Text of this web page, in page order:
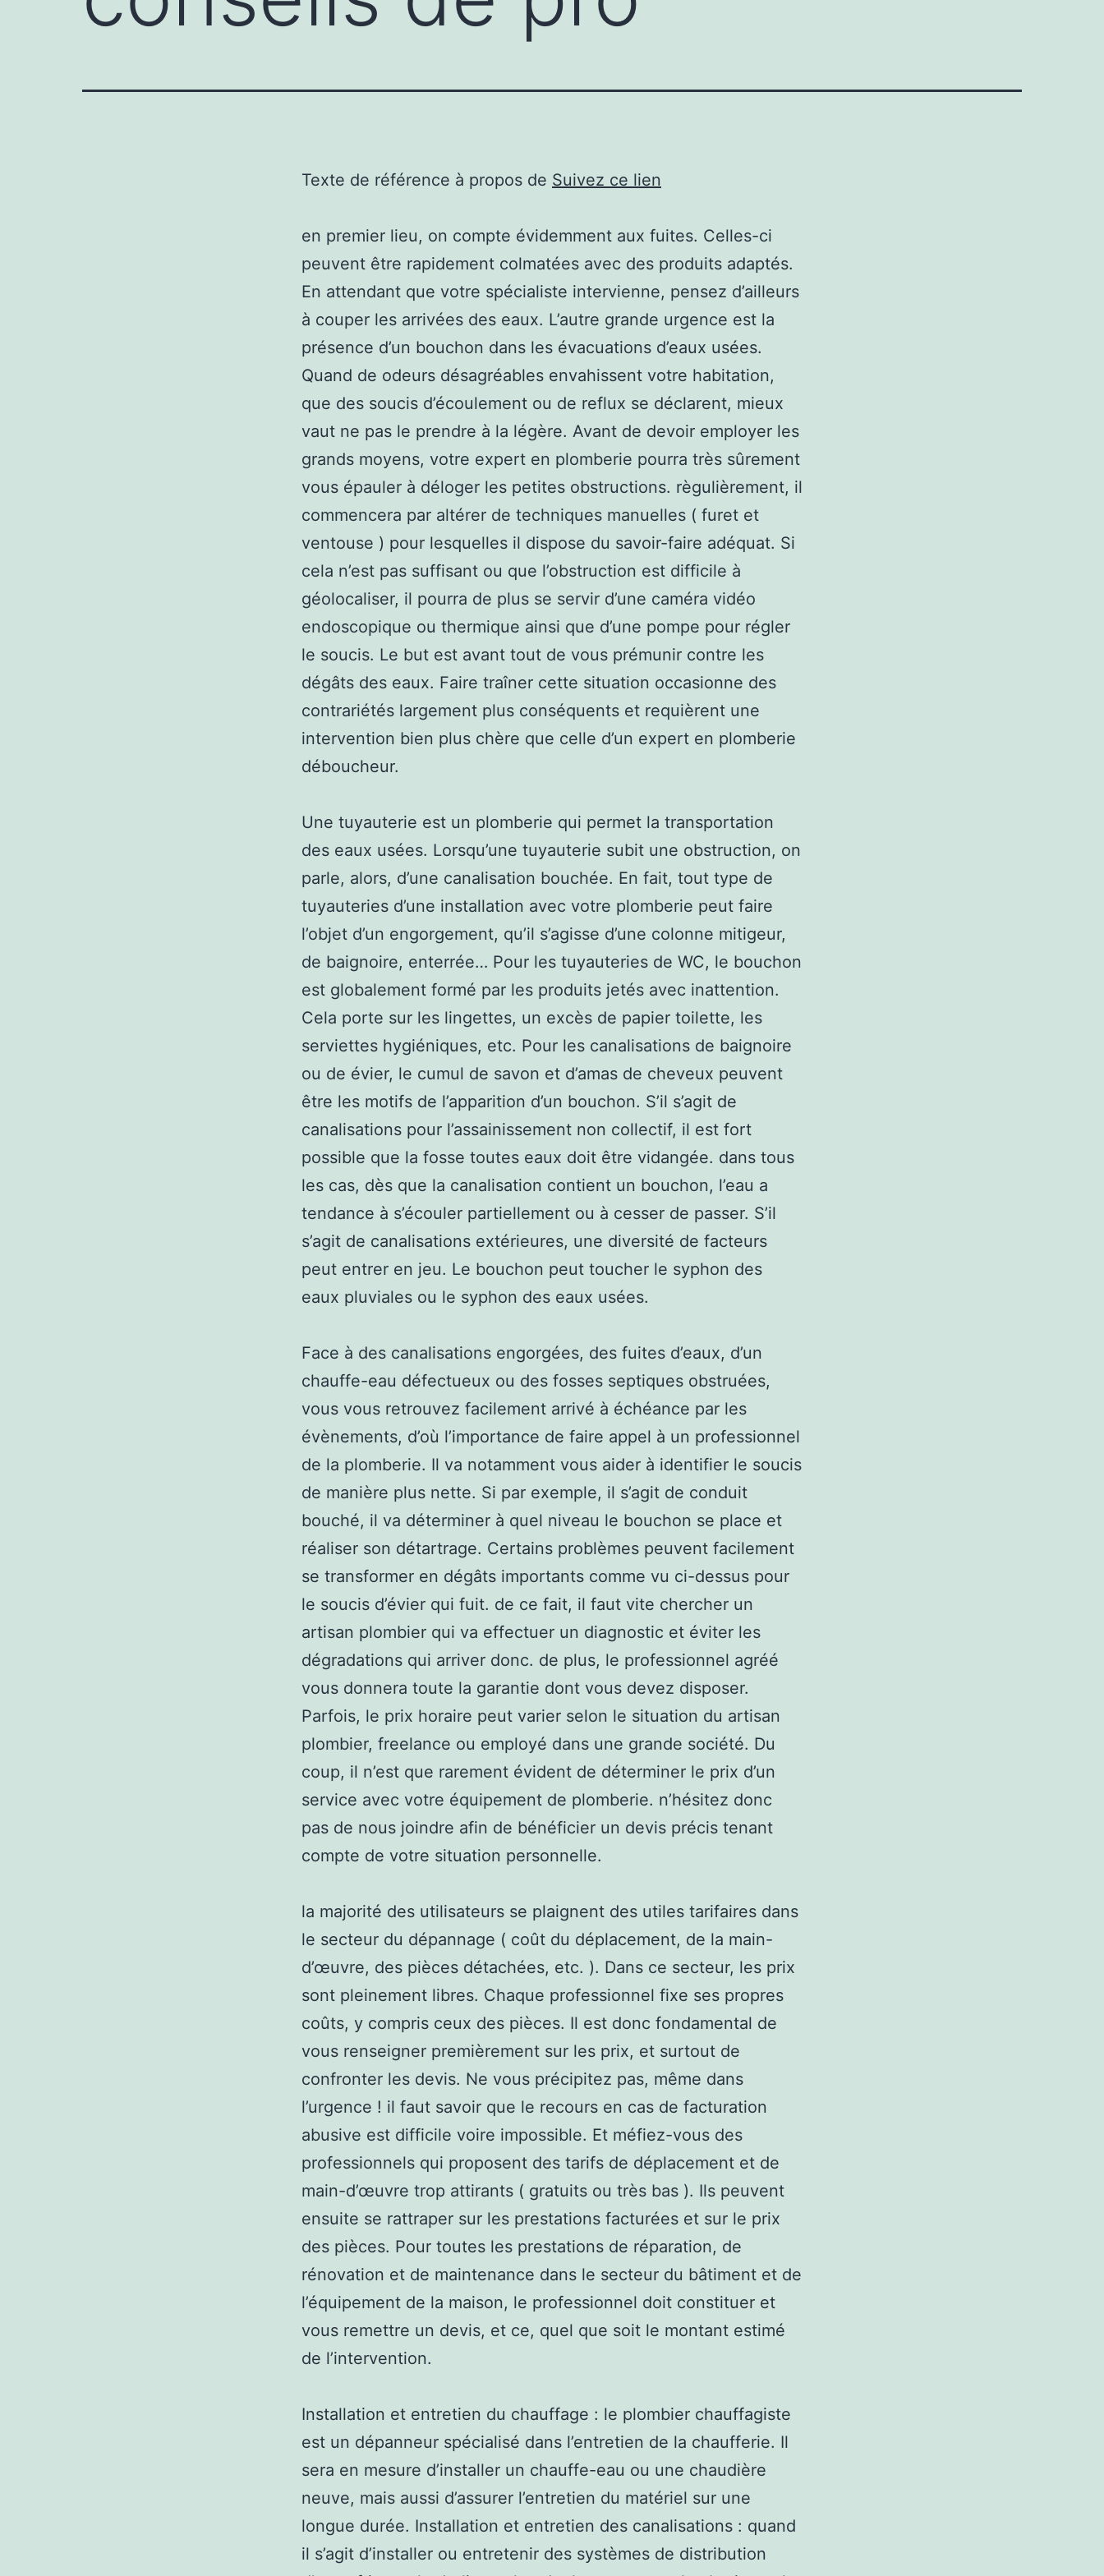
Texte de référence à propos de Suivez ce lien
en premier lieu, on compte évidemment aux fuites. Celles-ci
peuvent être rapidement colmatées avec des produits adaptés.
En attendant que votre spécialiste intervienne, pensez d’ailleurs
à couper les arrivées des eaux. L’autre grande urgence est la
présence d’un bouchon dans les évacuations d’eaux usées.
Quand de odeurs désagréables envahissent votre habitation,
que des soucis d’écoulement ou de reflux se déclarent, mieux
vaut ne pas le prendre à la légère. Avant de devoir employer les
grands moyens, votre expert en plomberie pourra très sûrement
vous épauler à déloger les petites obstructions. règulièrement, il
commencera par altérer de techniques manuelles ( furet et
ventouse ) pour lesquelles il dispose du savoir-faire adéquat. Si
cela n’est pas suffisant ou que l’obstruction est difficile à
géolocaliser, il pourra de plus se servir d’une caméra vidéo
endoscopique ou thermique ainsi que d’une pompe pour régler
le soucis. Le but est avant tout de vous prémunir contre les
dégâts des eaux. Faire traîner cette situation occasionne des
contrariétés largement plus conséquents et requièrent une
intervention bien plus chère que celle d’un expert en plomberie
déboucheur.
Une tuyauterie est un plomberie qui permet la transportation
des eaux usées. Lorsqu’une tuyauterie subit une obstruction, on
parle, alors, d’une canalisation bouchée. En fait, tout type de
tuyauteries d’une installation avec votre plomberie peut faire
l’objet d’un engorgement, qu’il s’agisse d’une colonne mitigeur,
de baignoire, enterrée… Pour les tuyauteries de WC, le bouchon
est globalement formé par les produits jetés avec inattention.
Cela porte sur les lingettes, un excès de papier toilette, les
serviettes hygiéniques, etc. Pour les canalisations de baignoire
ou de évier, le cumul de savon et d’amas de cheveux peuvent
être les motifs de l’apparition d’un bouchon. S’il s’agit de
canalisations pour l’assainissement non collectif, il est fort
possible que la fosse toutes eaux doit être vidangée. dans tous
les cas, dès que la canalisation contient un bouchon, l’eau a
tendance à s’écouler partiellement ou à cesser de passer. S’il
s’agit de canalisations extérieures, une diversité de facteurs
peut entrer en jeu. Le bouchon peut toucher le syphon des
eaux pluviales ou le syphon des eaux usées.
Face à des canalisations engorgées, des fuites d’eaux, d’un
chauffe-eau défectueux ou des fosses septiques obstruées,
vous vous retrouvez facilement arrivé à échéance par les
évènements, d’où l’importance de faire appel à un professionnel
de la plomberie. Il va notamment vous aider à identifier le soucis
de manière plus nette. Si par exemple, il s’agit de conduit
bouché, il va déterminer à quel niveau le bouchon se place et
réaliser son détartrage. Certains problèmes peuvent facilement
se transformer en dégâts importants comme vu ci-dessus pour
le soucis d’évier qui fuit. de ce fait, il faut vite chercher un
artisan plombier qui va effectuer un diagnostic et éviter les
dégradations qui arriver donc. de plus, le professionnel agréé
vous donnera toute la garantie dont vous devez disposer.
Parfois, le prix horaire peut varier selon le situation du artisan
plombier, freelance ou employé dans une grande société. Du
coup, il n’est que rarement évident de déterminer le prix d’un
service avec votre équipement de plomberie. n’hésitez donc
pas de nous joindre afin de bénéficier un devis précis tenant
compte de votre situation personnelle.
la majorité des utilisateurs se plaignent des utiles tarifaires dans
le secteur du dépannage ( coût du déplacement, de la main-
d’œuvre, des pièces détachées, etc. ). Dans ce secteur, les prix
sont pleinement libres. Chaque professionnel fixe ses propres
coûts, y compris ceux des pièces. Il est donc fondamental de
vous renseigner premièrement sur les prix, et surtout de
confronter les devis. Ne vous précipitez pas, même dans
l’urgence ! il faut savoir que le recours en cas de facturation
abusive est difficile voire impossible. Et méfiez-vous des
professionnels qui proposent des tarifs de déplacement et de
main-d’œuvre trop attirants ( gratuits ou très bas ). Ils peuvent
ensuite se rattraper sur les prestations facturées et sur le prix
des pièces. Pour toutes les prestations de réparation, de
rénovation et de maintenance dans le secteur du bâtiment et de
l’équipement de la maison, le professionnel doit constituer et
vous remettre un devis, et ce, quel que soit le montant estimé
de l’intervention.
Installation et entretien du chauffage : le plombier chauffagiste
est un dépanneur spécialisé dans l’entretien de la chaufferie. Il
sera en mesure d’installer un chauffe-eau ou une chaudière
neuve, mais aussi d’assurer l’entretien du matériel sur une
longue durée. Installation et entretien des canalisations : quand
il s’agit d’installer ou entretenir des systèmes de distribution